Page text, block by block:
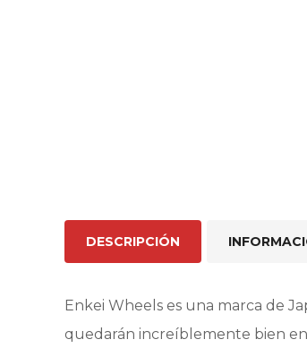
DESCRIPCIÓN
Enkei Wheels es una marca de
quedarán increíblemente bien